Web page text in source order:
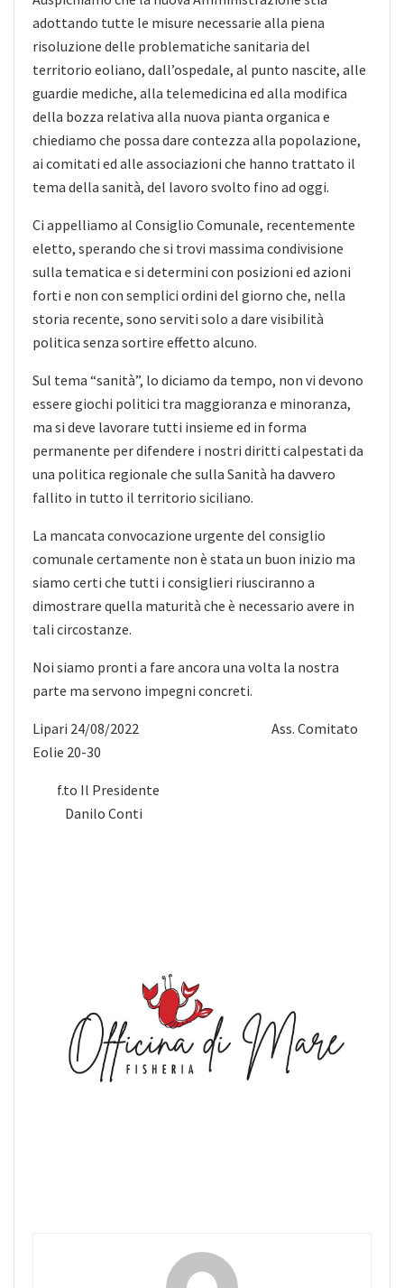
adottando tutte le misure necessarie alla piena
risoluzione delle problematiche sanitaria del
territorio eoliano, dall’ospedale, al punto nascite, alle
guardie mediche, alla telemedicina ed alla modifica
della bozza relativa alla nuova pianta organica e
chiediamo che possa dare contezza alla popolazione,
ai comitati ed alle associazioni che hanno trattato il
tema della sanità, del lavoro svolto fino ad oggi.
Ci appelliamo al Consiglio Comunale, recentemente
eletto, sperando che si trovi massima condivisione
sulla tematica e si determini con posizioni ed azioni
forti e non con semplici ordini del giorno che, nella
storia recente, sono serviti solo a dare visibilità
politica senza sortire effetto alcuno.
Sul tema “sanità”, lo diciamo da tempo, non vi devono
essere giochi politici tra maggioranza e minoranza,
ma si deve lavorare tutti insieme ed in forma
permanente per difendere i nostri diritti calpestati da
una politica regionale che sulla Sanità ha davvero
fallito in tutto il territorio siciliano.
La mancata convocazione urgente del consiglio
comunale certamente non è stata un buon inizio ma
siamo certi che tutti i consiglieri riusciranno a
dimostrare quella maturità che è necessario avere in
tali circostanze.
Noi siamo pronti a fare ancora una volta la nostra
parte ma servono impegni concreti.
Lipari 24/08/2022 Ass. Comitato
Eolie 20-30
f.to Il Presidente
Danilo Conti